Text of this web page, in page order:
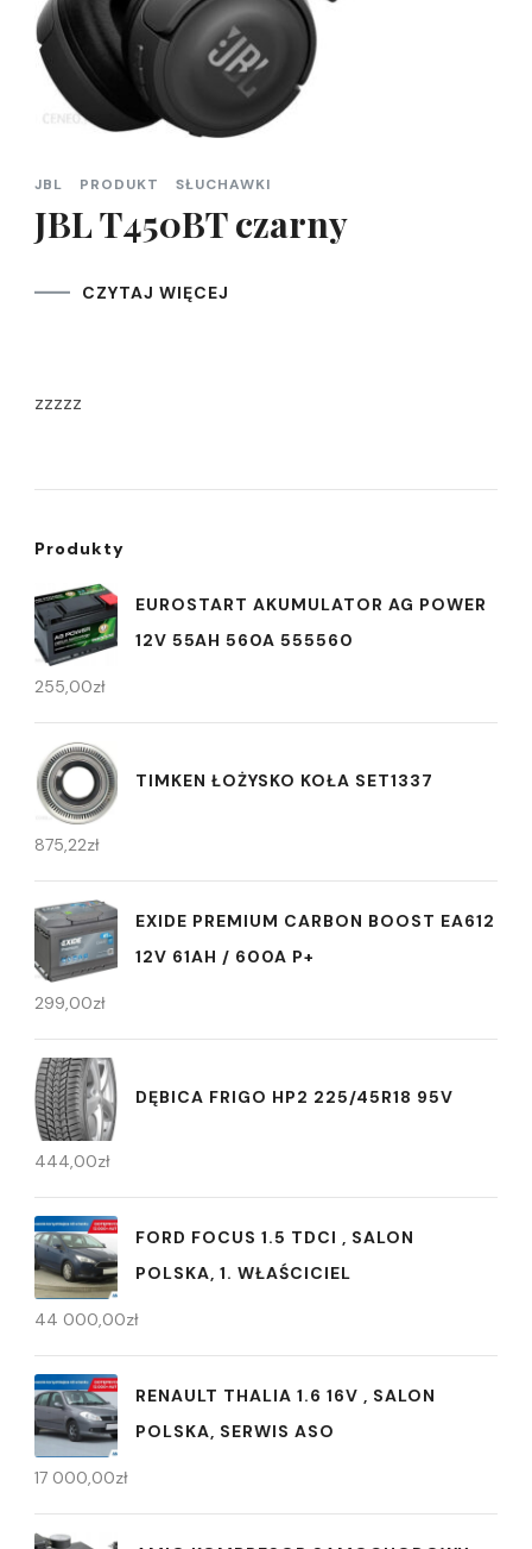
JBL PRODUKT SŁUCHAWKI
JBL T450BT czarny
CZYTAJ WIĘCEJ
zzzzz
Produkty
EUROSTART AKUMULATOR AG POWER
12V 55AH 560A 555560
255,00zł
TIMKEN ŁOŻYSKO KOŁA SET1337
875,22zł
EXIDE PREMIUM CARBON BOOST EA612
12V 61AH / 600A P+
299,00zł
DĘBICA FRIGO HP2 225/45R18 95V
444,00zł
FORD FOCUS 1.5 TDCI , SALON
POLSKA, 1. WŁAŚCICIEL
44 000,00zł
RENAULT THALIA 1.6 16V , SALON
POLSKA, SERWIS ASO
17 000,00zł